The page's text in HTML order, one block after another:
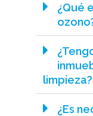
¿Qué
limpieza?
¿Es